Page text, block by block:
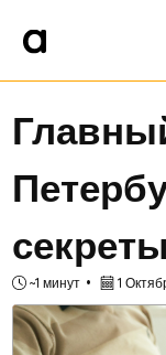
~1 минут 1